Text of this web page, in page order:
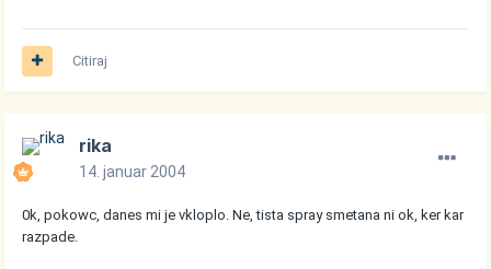
Citiraj
rika
14. januar 2004
0k, pokowc, danes mi je vkloplo. Ne, tista spray smetana ni ok, ker kar
razpade.